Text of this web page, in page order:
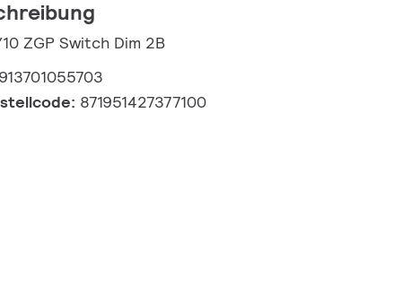
ZGP Switch Dim 2B
913701055703
871951427377100